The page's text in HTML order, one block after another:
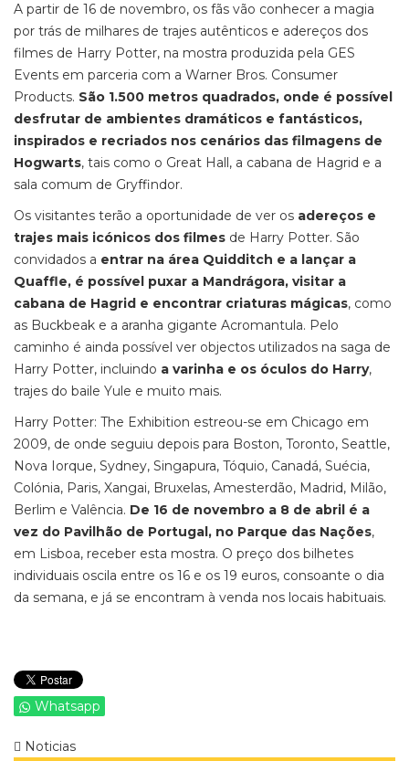
A partir de 16 de novembro, os fãs vão conhecer a magia
por trás de milhares de trajes autênticos e adereços dos
filmes de Harry Potter, na mostra produzida pela GES
Events em parceria com a Warner Bros. Consumer
Products. São 1.500 metros quadrados, onde é possível
desfrutar de ambientes dramáticos e fantásticos,
inspirados e recriados nos cenários das filmagens de
Hogwarts, tais como o Great Hall, a cabana de Hagrid e a
sala comum de Gryffindor.
Os visitantes terão a oportunidade de ver os adereços e
trajes mais icónicos dos filmes de Harry Potter. São
convidados a entrar na área Quidditch e a lançar a
Quaffle, é possível puxar a Mandrágora, visitar a
cabana de Hagrid e encontrar criaturas mágicas, como
as Buckbeak e a aranha gigante Acromantula. Pelo
caminho é ainda possível ver objectos utilizados na saga de
Harry Potter, incluindo a varinha e os óculos do Harry,
trajes do baile Yule e muito mais.
Harry Potter: The Exhibition estreou-se em Chicago em
2009, de onde seguiu depois para Boston, Toronto, Seattle,
Nova Iorque, Sydney, Singapura, Tóquio, Canadá, Suécia,
Colónia, Paris, Xangai, Bruxelas, Amesterdão, Madrid, Milão,
Berlim e Valência. De 16 de novembro a 8 de abril é a
vez do Pavilhão de Portugal, no Parque das Nações,
em Lisboa, receber esta mostra. O preço dos bilhetes
individuais oscila entre os 16 e os 19 euros, consoante o dia
da semana, e já se encontram à venda nos locais habituais.
Whatsapp
Noticias